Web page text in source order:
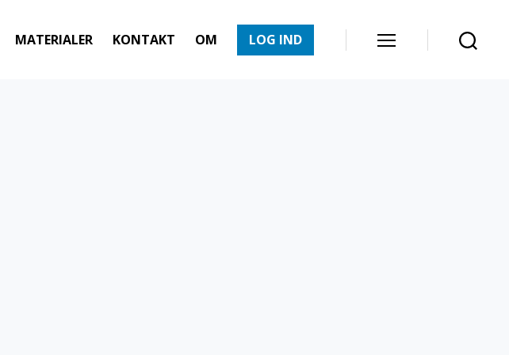
MATERIALER KONTAKT OM LOG IND